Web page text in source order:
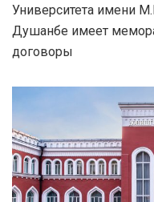
Университета имени
Душанбе имеет
договоры